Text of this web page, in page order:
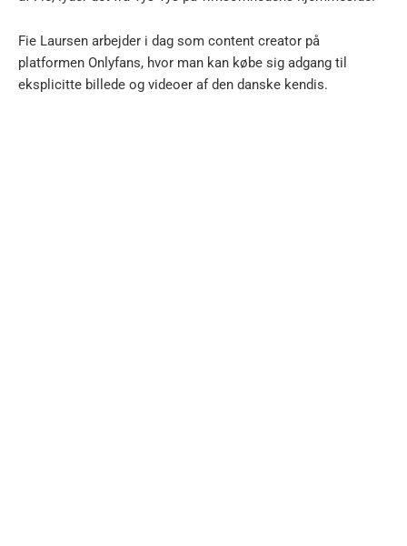
Fie Laursen arbejder i dag som content creator på
platformen Onlyfans, hvor man kan købe sig adgang til
eksplicitte billede og videoer af den danske kendis.